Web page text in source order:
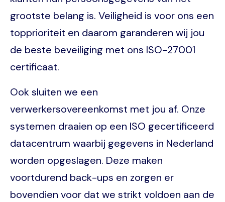
grootste belang is. Veiligheid is voor ons een
topprioriteit en daarom garanderen wij jou
de beste beveiliging met ons ISO-27001
certificaat.
Ook sluiten we een
verwerkersovereenkomst met jou af. Onze
systemen draaien op een ISO gecertificeerd
datacentrum waarbij gegevens in Nederland
worden opgeslagen. Deze maken
voortdurend back-ups en zorgen er
bovendien voor dat we strikt voldoen aan de